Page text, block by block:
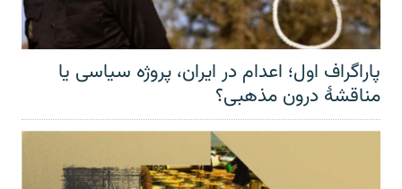
پاراگراف اول؛ اعدام در ایران، پروژه سیاسی یا
مناقشهٔ درون مذهبی؟